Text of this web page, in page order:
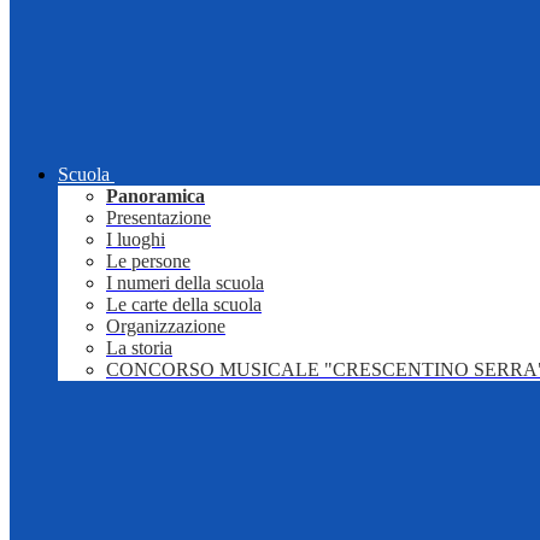
Scuola
Panoramica
Presentazione
I luoghi
Le persone
I numeri della scuola
Le carte della scuola
Organizzazione
La storia
CONCORSO MUSICALE "CRESCENTINO